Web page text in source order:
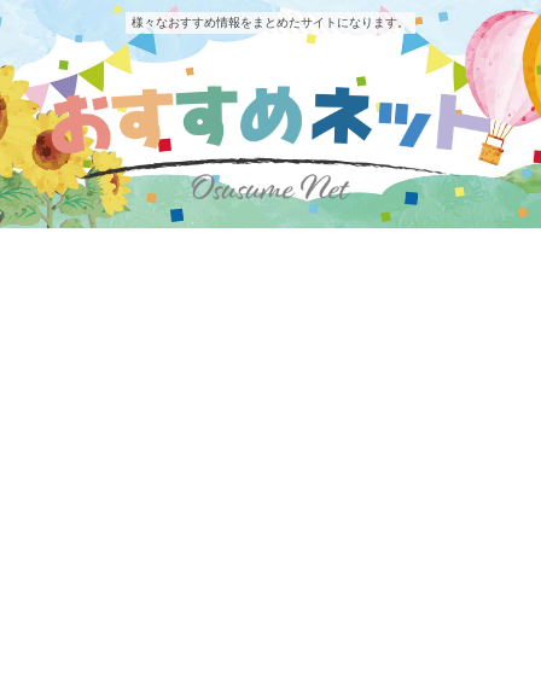
様々なおすすめ情報をまとめたサイトになります。